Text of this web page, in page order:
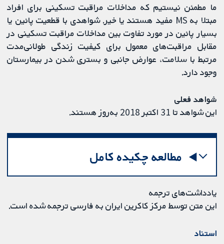
ما مطمئن نیستیم که مداخلات مراقبت تسکینی برای افراد
مبتلا به MS مفید هستند یا خیر. شواهدی با قطعیت پائین یا
بسیار پائین در مورد تفاوت بین مداخلات مراقبت تسکینی در
مقابل مراقبت‌های معمول برای کیفیت زندگی طولانی‌مدت
مرتبط با سلامت، عوارض جانبی و بستری شدن در بیمارستان
وجود دارد.
شواهد فعلی
این شواهد تا 31 اکتبر 2018 به‌روز هستند.
مطالعه چکیده کامل
یادداشت‌های ترجمه
این متن توسط مرکز کاکرین ایران به فارسی ترجمه شده است.
استناد